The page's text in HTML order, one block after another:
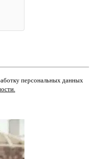
персональных данных